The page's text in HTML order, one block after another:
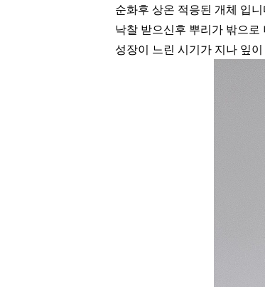
순화후 상온 적응된 개체 입니
낙찰 받으신후 뿌리가 밖으
성장이 느린 시기가 지나 잎